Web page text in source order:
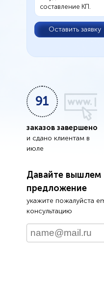
составление КП.
Оставить заявку
91
заказов завершено
и сдано клиентам в
июле
Давайте
предложение
укажите пожалуйста
консультацию